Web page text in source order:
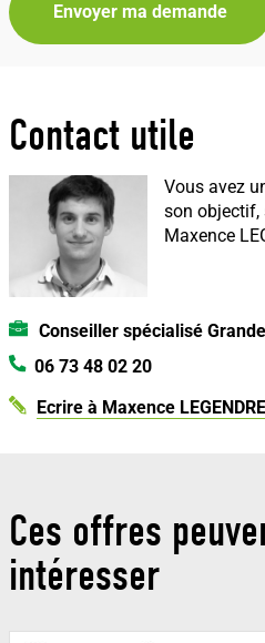
Envoyer ma demande
Contact utile
Vous avez
son objectif,
Maxence
Conseiller spécialisé
06 73 48 02 20
Ecrire à Maxence LEGENDRE
Ces offres
intéresser